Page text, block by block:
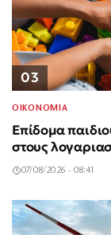
03
ΟΙΚΟΝΟΜΙΑ
Επίδομα
στους
07/08/2026 - 08:41